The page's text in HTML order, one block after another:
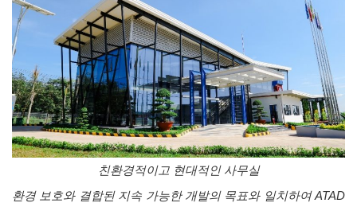
친환경적이고 현대적인 사무실
환경 보호와 결합된 지속 가능한 개발의 목표와 일치하여ATAD